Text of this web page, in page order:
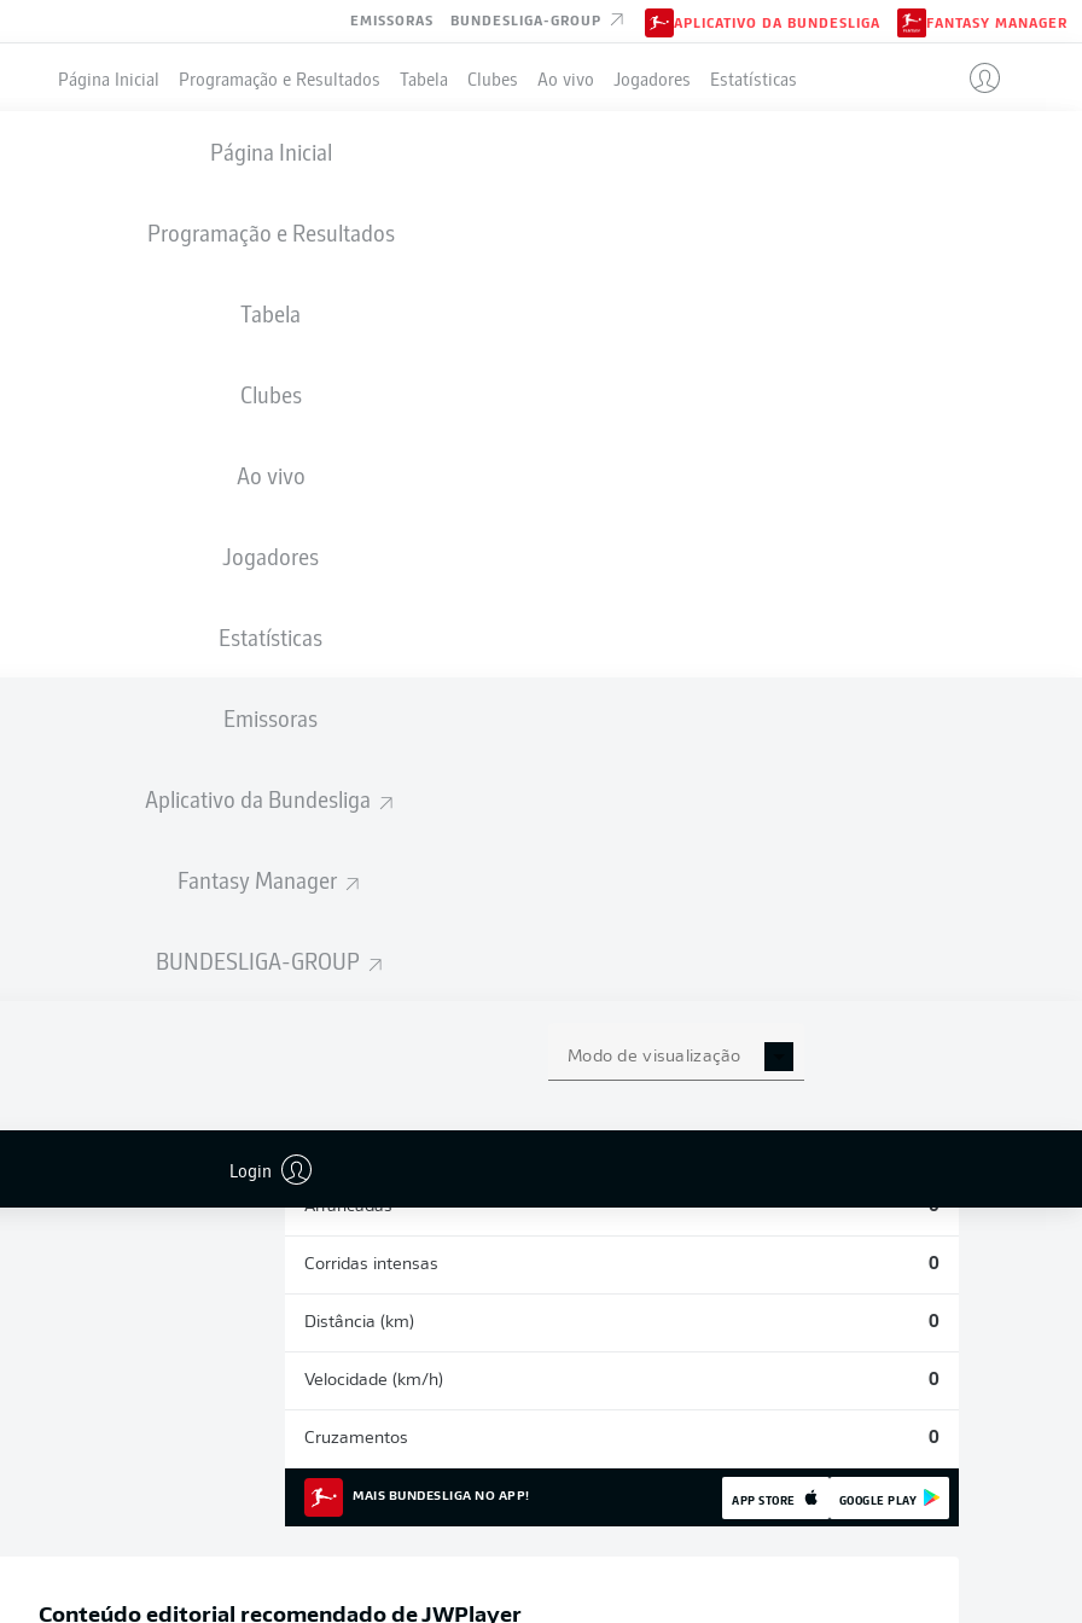
EMISSORAS BUNDESLIGA-GROUP APLICATIVO DA BUNDESLIGA FANTASY MANAGER
Página Inicial Programação e Resultados Tabela Clubes Ao vivo Jogadores Estatísticas
Página Inicial
Programação e Resultados
Tabela
Clubes
Ao vivo
Jogadores
Estatísticas
Emissoras
Aplicativo da Bundesliga
Fantasy Manager
BUNDESLIGA-GROUP
Modo de visualização
Login
18.12.1998
DA TEMPORADA 2026/2027
Arrancadas 0
Corridas intensas 0
Distância (km) 0
Velocidade (km/h) 0
Cruzamentos 0
MAIS BUNDESLIGA NO APP! APP STORE GOOGLE PLAY
Conteúdo editorial recomendado deJWPlayer